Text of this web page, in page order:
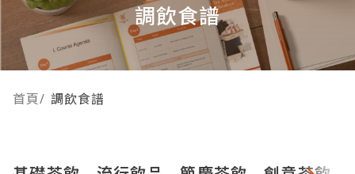
調飲食譜
首頁/ 調飲食譜